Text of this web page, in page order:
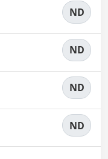
ND
ND
ND
ND